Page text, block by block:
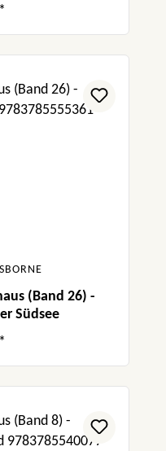
(Band 26) -
Südsee